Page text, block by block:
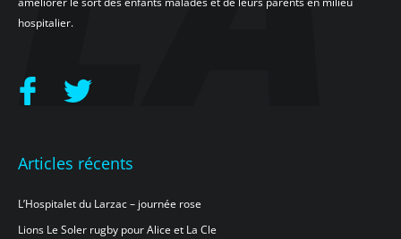
hospitalier.
Articles récents
L’Hospitalet du Larzac – journée rose
Lions Le Soler rugby pour Alice et La Cle